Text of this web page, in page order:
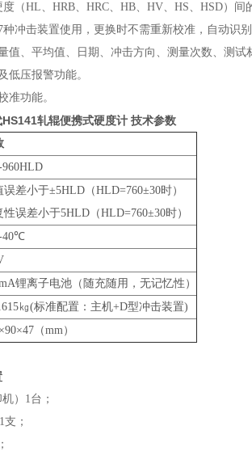
度（HL、HRB、HRC、HB、HV、HS、HSD）
种冲击装置使用，更换时不需重新校准，自动识
值、平均值、日期、冲击方向、测量次数、测试
低压报警功能。
准功能。
HS141轧辊便携式硬度计 技术参数
960HLD
误差小于±5HLD（HLD=760±30时）
性误差小于5HLD（HLD=760±30时）
锂离子电池（随充随用，无记忆性）
㎏(标准配置：主机+D型冲击装置)
（mm）
）1台；
；